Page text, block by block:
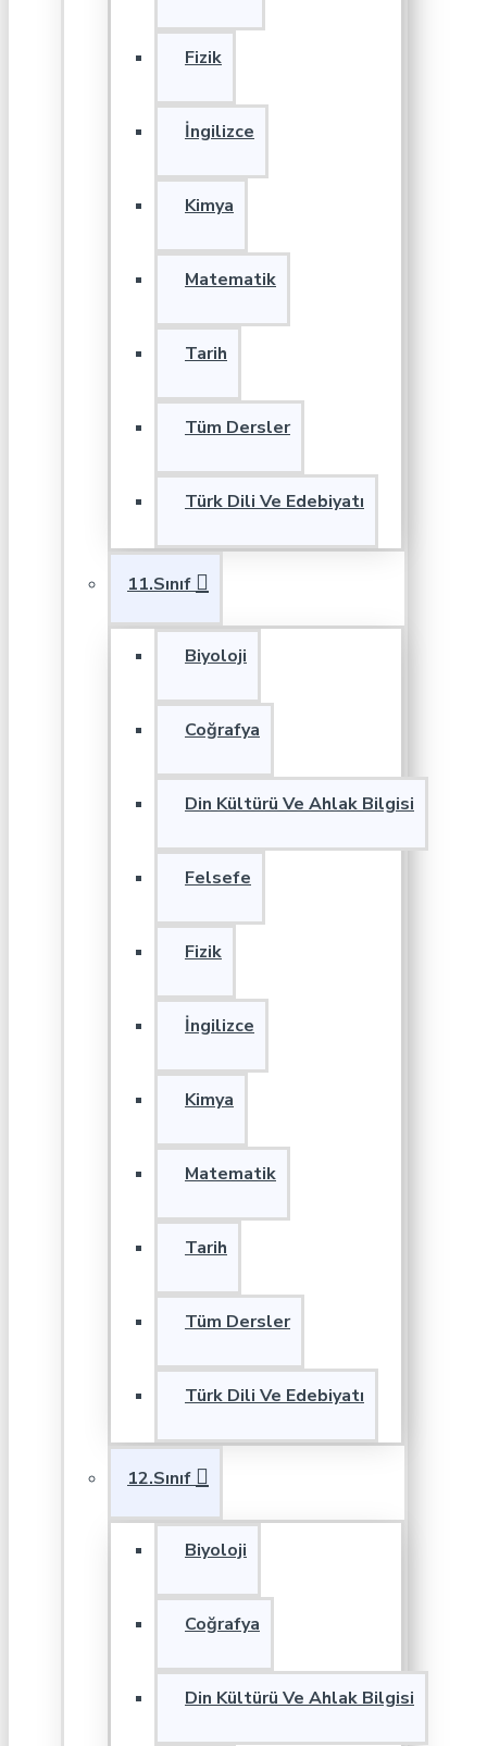
Fizik
İngilizce
Kimya
Matematik
Tarih
Tüm Dersler
Türk Dili Ve Edebiyatı
11.Sınıf
Biyoloji
Coğrafya
Din Kültürü Ve Ahlak Bilgisi
Felsefe
Fizik
İngilizce
Kimya
Matematik
Tarih
Tüm Dersler
Türk Dili Ve Edebiyatı
12.Sınıf
Biyoloji
Coğrafya
Din Kültürü Ve Ahlak Bilgisi